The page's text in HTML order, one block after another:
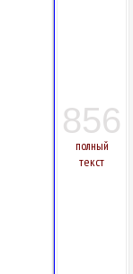
856
полный
текст